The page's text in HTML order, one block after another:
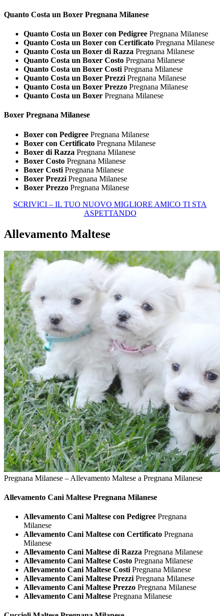
Quanto Costa un Boxer Pregnana Milanese
Quanto Costa un Boxer con Pedigree Pregnana Milanese
Quanto Costa un Boxer con Certificato Pregnana Milanese
Quanto Costa un Boxer di Razza Pregnana Milanese
Quanto Costa un Boxer Costo Pregnana Milanese
Quanto Costa un Boxer Costi Pregnana Milanese
Quanto Costa un Boxer Prezzi Pregnana Milanese
Quanto Costa un Boxer Prezzo Pregnana Milanese
Quanto Costa un Boxer Pregnana Milanese
Boxer Pregnana Milanese
Boxer con Pedigree Pregnana Milanese
Boxer con Certificato Pregnana Milanese
Boxer di Razza Pregnana Milanese
Boxer Costo Pregnana Milanese
Boxer Costi Pregnana Milanese
Boxer Prezzi Pregnana Milanese
Boxer Prezzo Pregnana Milanese
SCRIVICI – IL TUO NUOVO MIGLIORE AMICO TI STA
ASPETTANDO
Allevamento Maltese
Pregnana Milanese – Allevamento Maltese a Pregnana Milanese
Allevamento Cani Maltese Pregnana Milanese
Allevamento Cani Maltese con Pedigree Pregnana
Milanese
Allevamento Cani Maltese con Certificato Pregnana
Milanese
Allevamento Cani Maltese di Razza Pregnana Milanese
Allevamento Cani Maltese Costo Pregnana Milanese
Allevamento Cani Maltese Costi Pregnana Milanese
Allevamento Cani Maltese Prezzi Pregnana Milanese
Allevamento Cani Maltese Prezzo Pregnana Milanese
Allevamento Cani Maltese Pregnana Milanese